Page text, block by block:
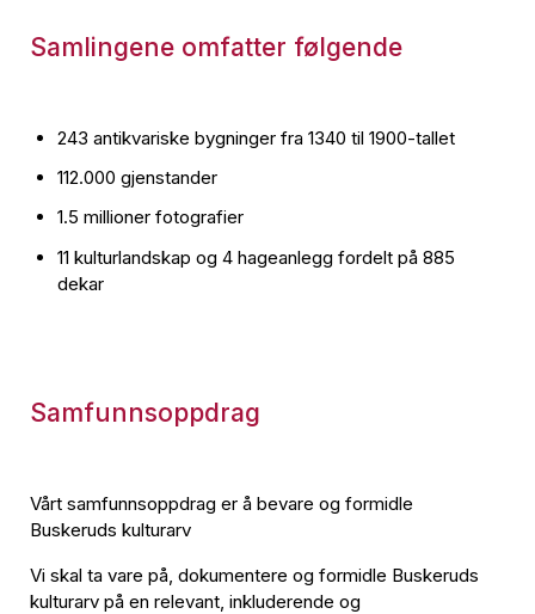
Samlingene omfatter følgende
243 antikvariske bygninger fra 1340 til 1900-tallet
112.000 gjenstander
1.5 millioner fotografier
11 kulturlandskap og 4 hageanlegg fordelt på 885
dekar
Samfunnsoppdrag
Vårt samfunnsoppdrag er å bevare og formidle
Buskeruds kulturarv
Vi skal ta vare på, dokumentere og formidle Buskeruds
kulturarv på en relevant, inkluderende og